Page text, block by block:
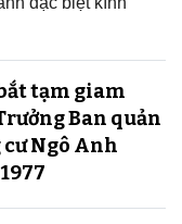
tạm giam
Ban quản
Ngô Anh